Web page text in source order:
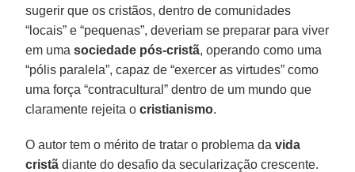
sugerir que os cristãos, dentro de comunidades
“locais” e “pequenas”, deveriam se preparar para viver
em umasociedade pós-cristã, operando como uma
“pólis paralela”, capaz de “exercer as virtudes” como
uma força “contracultural” dentro de um mundo que
claramente rejeita ocristianismo.
O autor tem o mérito de tratar o problema davida
cristã diante do desafio da secularização crescente.